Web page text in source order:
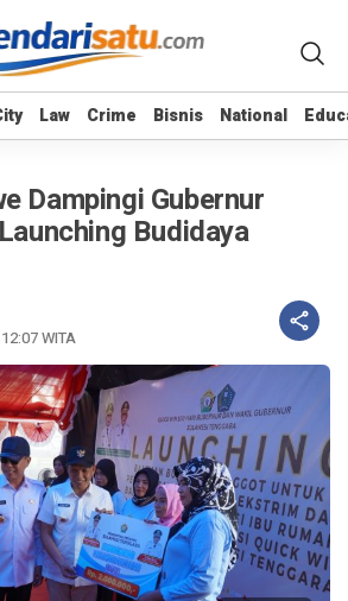
Law Crime Bisnis National
Law Crime Bisnis National
Dampingi Gubernur
Budidaya
WITA